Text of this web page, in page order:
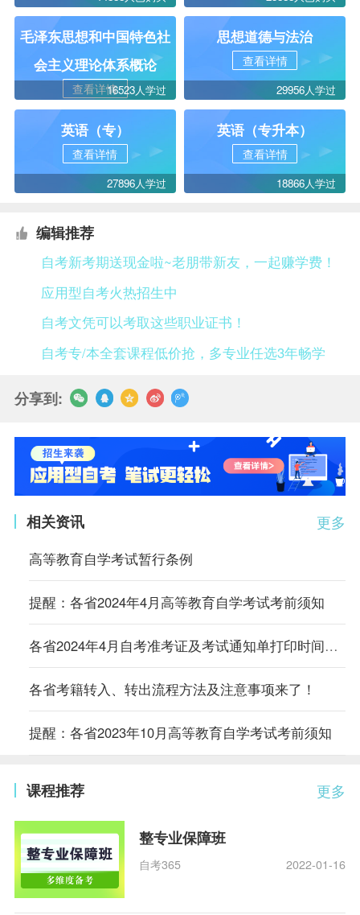
毛泽东思想和中国特色社
会主义理论体系概论
查看详情16523人学过
思想道德与法治
查看详情
29956人学过
英语（专）
查看详情
27896人学过
英语（专升本）
查看详情
18866人学过
编辑推荐
自考新考期送现金啦~老朋带新友，一起赚学费！
应用型自考火热招生中
自考文凭可以考取这些职业证书！
自考专/本全套课程低价抢，多专业任选3年畅学
分享到:
更多
相关资讯
高等教育自学考试暂行条例
提醒：各省2024年4月高等教育自学考试考前须知
各省2024年4月自考准考证及考试通知单打印时间及入口汇总
各省考籍转入、转出流程方法及注意事项来了！
提醒：各省2023年10月高等教育自学考试考前须知
更多
课程推荐
整专业保障班
自考365 2022-01-16